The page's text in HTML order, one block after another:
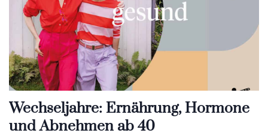
Wechseljahre: Ernährung, Hormone
und Abnehmen ab 40